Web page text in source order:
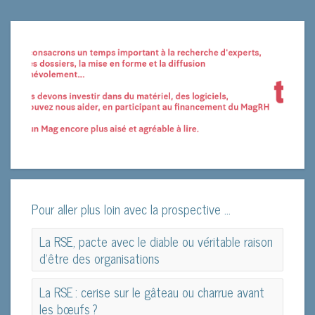
Pour aller plus loin avec la prospective ...
La RSE, pacte avec le diable ou véritable raison
d’être des organisations
La RSE, pacte avec le diable ou véritable raison
d’être des organisations
La RSE : cerise sur le gâteau ou charrue avant
les bœufs ?